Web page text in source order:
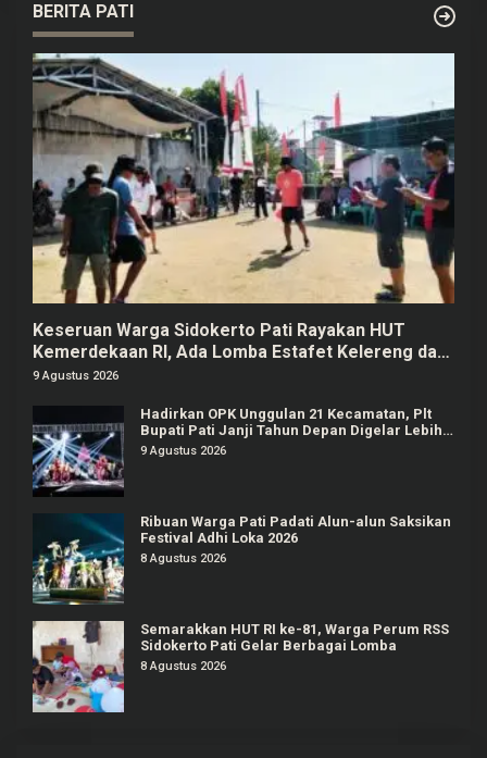
BERITA PATI
Keseruan Warga Sidokerto Pati Rayakan HUT
Kemerdekaan RI, Ada Lomba Estafet Kelereng dan
Baris-berbaris
9 Agustus 2026
Hadirkan OPK Unggulan 21 Kecamatan, Plt
Bupati Pati Janji Tahun Depan Digelar Lebih
Meriah
9 Agustus 2026
Ribuan Warga Pati Padati Alun-alun Saksikan
Festival Adhi Loka 2026
8 Agustus 2026
Semarakkan HUT RI ke-81, Warga Perum RSS
Sidokerto Pati Gelar Berbagai Lomba
8 Agustus 2026